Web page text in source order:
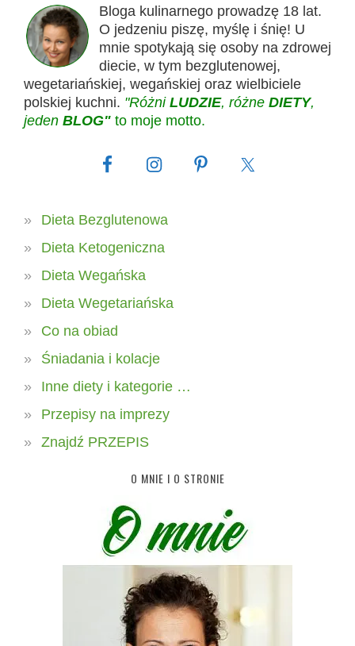
Bloga kulinarnego prowadzę 18 lat.
O jedzeniu piszę, myślę i śnię! U
mnie spotykają się osoby na zdrowej
diecie, w tym bezglutenowej,
wegetariańskiej, wegańskiej oraz wielbiciele
polskiej kuchni. "Różni LUDZIE, różne DIETY,
jeden BLOG" to moje motto.
Dieta Bezglutenowa
Dieta Ketogeniczna
Dieta Wegańska
Dieta Wegetariańska
Co na obiad
Śniadania i kolacje
Inne diety i kategorie …
Przepisy na imprezy
Znajdź PRZEPIS
O MNIE I O STRONIE